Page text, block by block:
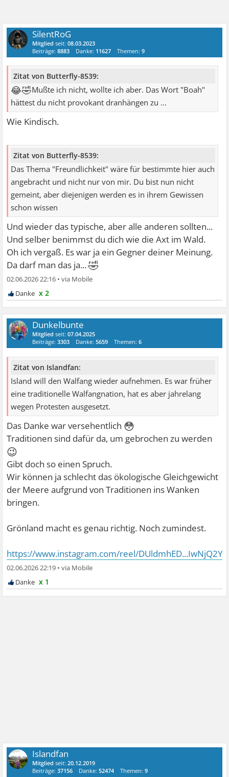
SilentRoG
Mitglied seit:08.03.2023
Beiträge:8883 Danke: 11627 Themen:9
Zitat von Butterfly-8539:
😂🤣Mußte ich nicht, wollte ich aber. Das Wort "Boah"
hättest du nicht provokant dranhängen zu ...
Wie Kindisch.
Zitat von Butterfly-8539:
Das Thema "Freundlichkeit" wäre für bestimmte hier auch
angebracht und nicht nur von mir. Du bist nun nicht
gemeint, aber diejenigen werden es in ihrem Gewissen
schon wissen
Und wieder das typische, aber alle anderen sollten...
Und selber benimmst du dich wie die Axt im Wald.
Oh ich vergaß. Es war ja ein Gegner deiner Meinung.
Da darf man das ja...🤣
02.06.2026 22:16 •
x 2
Dunkelbunte
Mitglied seit:07.04.2025
Beiträge:3303 Danke:5659 Themen:6
Zitat von Islandfan:
Island will den Walfang wieder aufnehmen. Es war früher
eine traditionelle Walfangnation, hat es aber jahrelang
wegen Protesten ausgesetzt.
Das Danke war versehentlich 😳
Traditionen sind dafür da, um gebrochen zu werden
😉
Gibt doch so einen Spruch.
Wir können ja schlecht das ökologische Gleichgewicht
der Meere aufgrund von Traditionen ins Wanken
bringen.
Grönland macht es genau richtig. Noch zumindest.
https://www.instagram.com/reel/
02.06.2026 22:19 •
x 1
Islandfan
Mitglied seit:20.12.2019
Beiträge:37156 Danke:52474 Themen:9